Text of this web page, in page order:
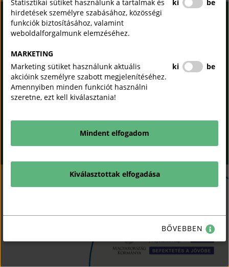
COPYRIGHT © 2018 - 2026
MKIK. |ALL RIGHTS
RESERVED! DESIGNED &
POWERED BY
POSITIVE
ADAMSKY(OPEN
INFORMÁCIÓS
WINDOW)
ADATKEZELÉSI
TÁJÉKOZTATÓ
SÜTI SZABÁLYZAT
NYILATKOZAT(OPEN
WINDOW)
KAPCSOLAT
Statisztikai sütiket használunk a tartalmak és
hirdetések személyre szabásához, közösségi
funkciók biztosításához, valamint
weboldalforgalmunk elemzéséhez.
ki be
MARKETING
Marketing sütiket használunk aktuális
akcióink személyre szabott megjelenítéséhez.
Amennyiben minden funkciót használni
szeretne, ezt kell kiválasztania!
ki be
Mindent elfogadom
Kiválasztottak elfogadása
BŐVEBBEN